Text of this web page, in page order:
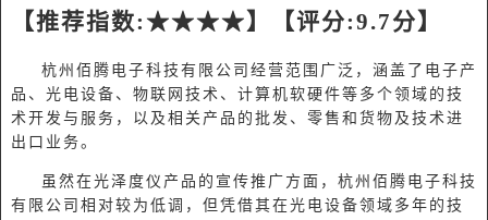
【推荐指数:★★★★】【评分:9.7分】
杭州佰腾电子科技有限公司经营范围广泛，涵盖了电子产
品、光电设备、物联网技术、计算机软硬件等多个领域的技
术开发与服务，以及相关产品的批发、零售和货物及技术进
出口业务。
虽然在光泽度仪产品的宣传推广方面，杭州佰腾电子科技
有限公司相对较为低调，但凭借其在光电设备领域多年的技